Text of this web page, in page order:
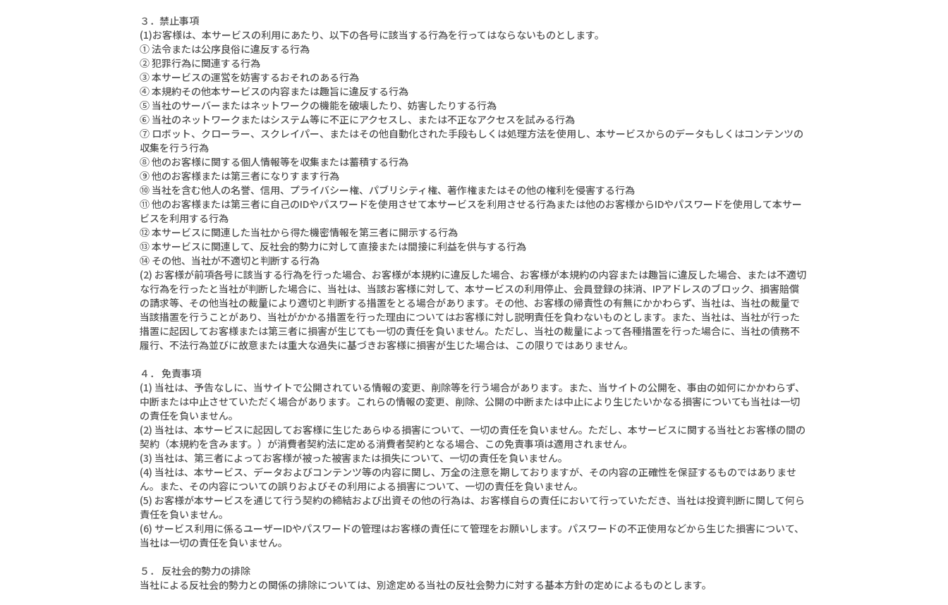
３．禁止事項
(1)お客様は、本サービスの利用にあたり、以下の各号に該当する行為を行ってはならないものとします。
① 法令または公序良俗に違反する行為
② 犯罪行為に関連する行為
③ 本サービスの運営を妨害するおそれのある行為
④ 本規約その他本サービスの内容または趣旨に違反する行為
⑤ 当社のサーバーまたはネットワークの機能を破壊したり、妨害したりする行為
⑥ 当社のネットワークまたはシステム等に不正にアクセスし、または不正なアクセスを試みる行為
⑦ ロボット、クローラー、スクレイパー、またはその他自動化された手段もしくは処理方法を使用し、本サービスからのデータもしくはコンテンツの
収集を行う行為
⑧ 他のお客様に関する個人情報等を収集または蓄積する行為
⑨ 他のお客様または第三者になりすます行為
⑩ 当社を含む他人の名誉、信用、プライバシー権、パブリシティ権、著作権またはその他の権利を侵害する行為
⑪ 他のお客様または第三者に自己のIDやパスワードを使用させて本サービスを利用させる行為または他のお客様からIDやパスワードを使用して本サー
ビスを利用する行為
⑫ 本サービスに関連した当社から得た機密情報を第三者に開示する行為
⑬ 本サービスに関連して、反社会的勢力に対して直接または間接に利益を供与する行為
⑭ その他、当社が不適切と判断する行為
(2) お客様が前項各号に該当する行為を行った場合、お客様が本規約に違反した場合、お客様が本規約の内容または趣旨に違反した場合、または不適切
な行為を行ったと当社が判断した場合に、当社は、当該お客様に対して、本サービスの利用停止、会員登録の抹消、IPアドレスのブロック、損害賠償
の請求等、その他当社の裁量により適切と判断する措置をとる場合があります。その他、お客様の帰責性の有無にかかわらず、当社は、当社の裁量で
当該措置を行うことがあり、当社がかかる措置を行った理由についてはお客様に対し説明責任を負わないものとします。また、当社は、当社が行った
措置に起因してお客様または第三者に損害が生じても一切の責任を負いません。ただし、当社の裁量によって各種措置を行った場合に、当社の債務不
履行、不法行為並びに故意または重大な過失に基づきお客様に損害が生じた場合は、この限りではありません。
４． 免責事項
(1) 当社は、予告なしに、当サイトで公開されている情報の変更、削除等を行う場合があります。また、当サイトの公開を、事由の如何にかかわらず、
中断または中止させていただく場合があります。これらの情報の変更、削除、公開の中断または中止により生じたいかなる損害についても当社は一切
の責任を負いません。
(2) 当社は、本サービスに起因してお客様に生じたあらゆる損害について、一切の責任を負いません。ただし、本サービスに関する当社とお客様の間の
契約（本規約を含みます。）が消費者契約法に定める消費者契約となる場合、この免責事項は適用されません。
(3) 当社は、第三者によってお客様が被った被害または損失について、一切の責任を負いません。
(4) 当社は、本サービス、データおよびコンテンツ等の内容に関し、万全の注意を期しておりますが、その内容の正確性を保証するものではありませ
ん。また、その内容についての誤りおよびその利用による損害について、一切の責任を負いません。
(5) お客様が本サービスを通じて行う契約の締結および出資その他の行為は、お客様自らの責任において行っていただき、当社は投資判断に関して何ら
責任を負いません。
(6) サービス利用に係るユーザーIDやパスワードの管理はお客様の責任にて管理をお願いします。パスワードの不正使用などから生じた損害について、
当社は一切の責任を負いません。
５． 反社会的勢力の排除
当社による反社会的勢力との関係の排除については、別途定める当社の反社会勢力に対する基本方針の定めによるものとします。